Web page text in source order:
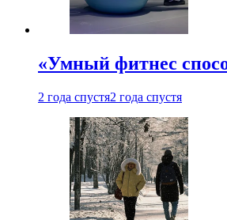
«Умный фитнес
2 года спустя2 года спустя